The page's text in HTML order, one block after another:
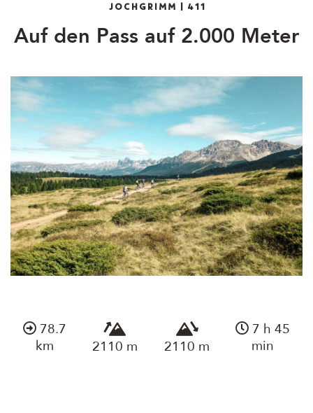
Magazin
JOCHGRIMM | 411
Auf den Pass auf 2.000 Meter
78.7
km
2110 m 2110 m
7 h 45
min